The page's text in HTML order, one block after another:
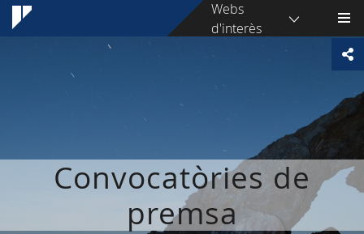
Webs
d'interès
Convocatòries de
premsa